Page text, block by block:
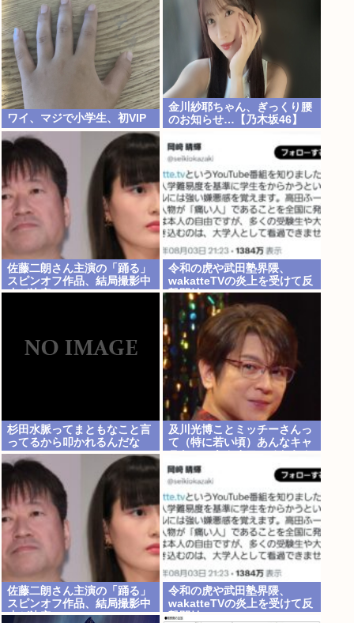
ワイ、マジで小学生、初VIP
金川紗耶ちゃん、ぎっくり腰
のお知らせ…【乃木坂46】
佐藤二朗さん主演の「踊る」
スピンオフ作品、結局撮影中
止が決定www
令和の虎や武田塾界隈、
wakatteTVの炎上を受けて反
撃開始
杉田水脈ってまともなこと言
ってるから叩かれるんだな
及川光博ことミッチーさんっ
て（特に若い頃）あんなキャ
よな、男でも
佐藤二朗さん主演の「踊る」
スピンオフ作品、結局撮影中
止が決定www
令和の虎や武田塾界隈、
wakatteTVの炎上を受けて反
撃開始